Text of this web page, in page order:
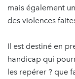
mais également
des violences
Il est destiné en
handicap qui
les repérer ? que